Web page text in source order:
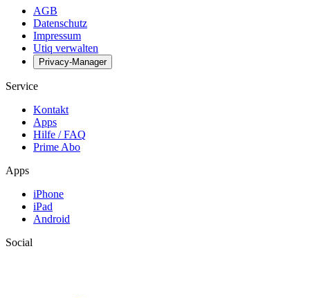
AGB
Datenschutz
Impressum
Utiq verwalten
Privacy-Manager
Service
Kontakt
Apps
Hilfe / FAQ
Prime Abo
Apps
iPhone
iPad
Android
Social